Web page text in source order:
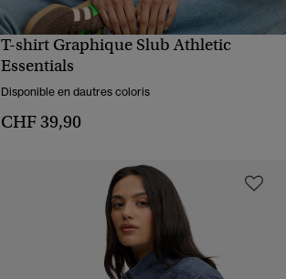
APERÇU RAPIDE
T-shirt Graphique Slub Athletic
Essentials
Disponible en dautres coloris
CHF 39,90